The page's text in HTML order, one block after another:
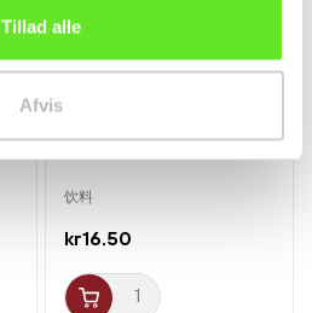
Tillad alle
Afvis
Pære Drik 238ml Haitai
饮料
kr16.50